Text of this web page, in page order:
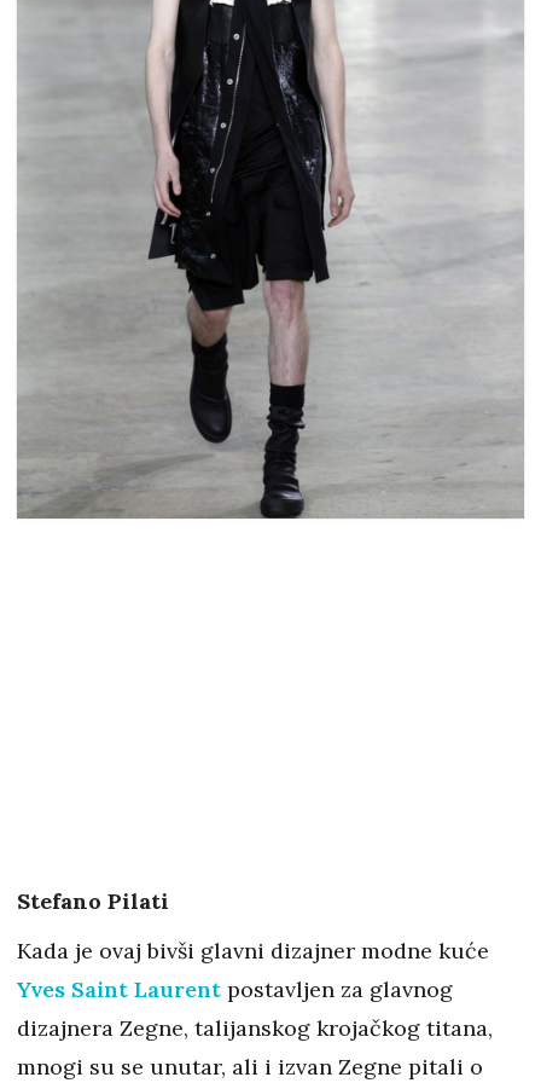
Stefano Pilati
Kada je ovaj bivši glavni dizajner modne kuće
Yves Saint Laurent postavljen za glavnog
dizajnera Zegne, talijanskog krojačkog titana,
mnogi su se unutar, ali i izvan Zegne pitali o